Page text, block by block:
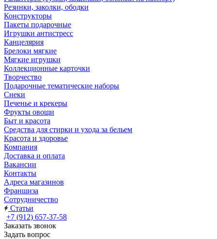
Резинки, заколки, ободки
Конструкторы
Пакеты подарочные
Игрушки антистресс
Канцелярия
Брелоки мягкие
Мягкие игрушки
Коллекционные карточки
Творчество
Подарочные тематические наборы
Снеки
Печенье и крекеры
Фрукты овощи
Быт и красота
Средства для стирки и ухода за бельем
Красота и здоровье
Компания
Доставка и оплата
Вакансии
Контакты
Адреса магазинов
Франшиза
Сотрудничество
Статьи
+7 (912) 657-37-58
Заказать звонок
Задать вопрос